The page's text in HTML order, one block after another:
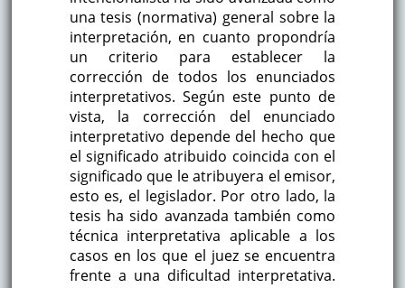
una tesis (normativa) general sobre la
interpretación, en cuanto propondría
un criterio para establecer la
corrección de todos los enunciados
interpretativos. Según este punto de
vista, la corrección del enunciado
interpretativo depende del hecho que
el significado atribuido coincida con el
significado que le atribuyera el emisor,
esto es, el legislador. Por otro lado, la
tesis ha sido avanzada también como
técnica interpretativa aplicable a los
casos en los que el juez se encuentra
frente a una dificultad interpretativa.